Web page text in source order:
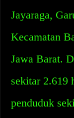
Jayaraga,
Kecamatan
Jawa Barat.
sekitar 2.619
penduduk